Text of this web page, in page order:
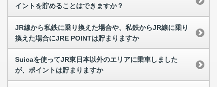
イントを貯めることはできますか？
JR線から私鉄に乗り換えた場合や、私鉄からJR線に乗り
換えた場合にJRE POINTは貯まりますか
Suicaを使ってJR東日本以外のエリアに乗車しました
が、ポイントは貯まりますか